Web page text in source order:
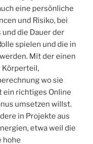
eine persönliche
und Risiko, bei
die Dauer der
spielen und die in
Mit der einen
Körperteil,
wo sie
ein richtiges Online
umsetzen willst.
in Projekte aus
etwa weil die
hohe